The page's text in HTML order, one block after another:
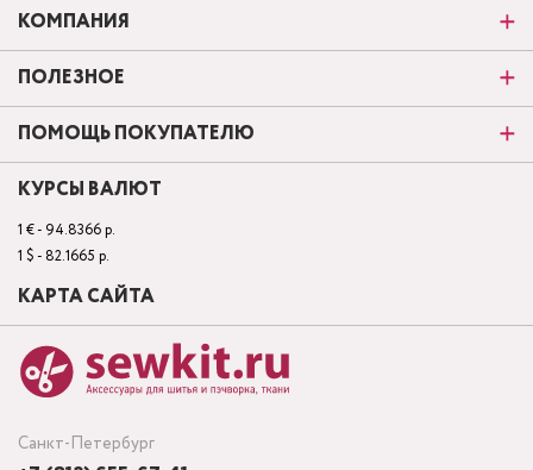
Санкт-Петербург
КОМПАНИЯ
ПОЛЕЗНОЕ
ПОМОЩЬ ПОКУПАТЕЛЮ
КУРСЫ ВАЛЮТ
1 € - 94.8366 р.
1 $ - 82.1665 р.
КАРТА САЙТА